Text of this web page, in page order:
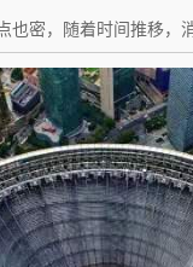
也密，随着时间推移，